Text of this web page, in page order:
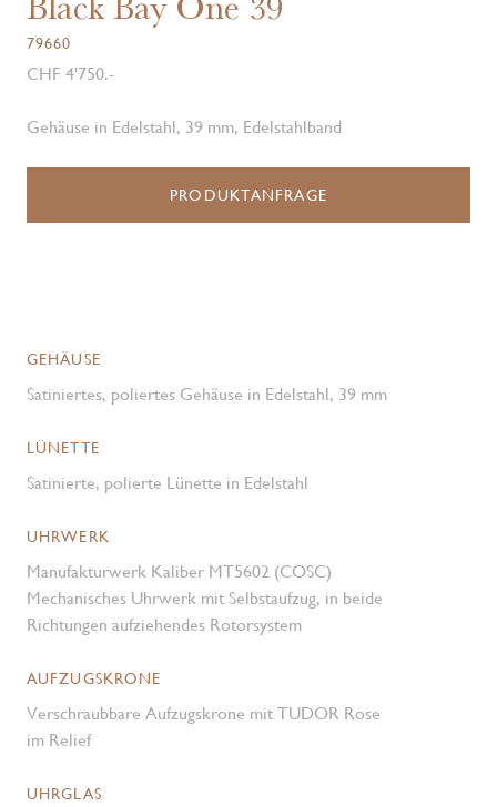
79660
CHF 4'750.-
Gehäuse in Edelstahl, 39 mm, Edelstahlband
PRODUKTANFRAGE
GEHÄUSE
Satiniertes, poliertes Gehäuse in Edelstahl, 39 mm
LÜNETTE
Satinierte, polierte Lünette in Edelstahl
UHRWERK
Manufakturwerk Kaliber MT5602 (COSC)
Mechanisches Uhrwerk mit Selbstaufzug, in beide
Richtungen aufziehendes Rotorsystem
AUFZUGSKRONE
Verschraubbare Aufzugskrone mit TUDOR Rose
im Relief
UHRGLAS